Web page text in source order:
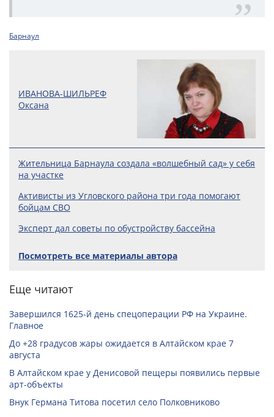
Барнаул
ИВАНОВА-ШИЛЬРЕФ
Оксана
Жительница Барнаула создала «волшебный сад» у себя
на участке
Активисты из Угловского района три года помогают
бойцам СВО
Эксперт дал советы по обустройству бассейна
Посмотреть все материалы автора
Еще читают
Завершился 1625-й день спецоперации РФ на Украине.
Главное
До +28 градусов жары ожидается в Алтайском крае 7
августа
В Алтайском крае у Денисовой пещеры появились первые
арт-объекты
Внук Германа Титова посетил село Полковниково